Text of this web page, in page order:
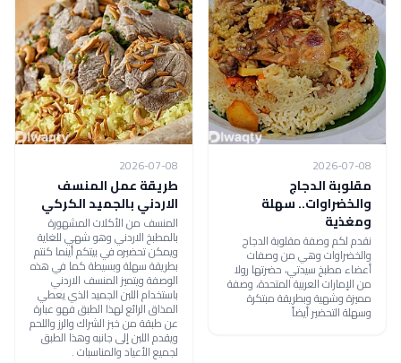
2026-07-08
مقلوبة الدجاج
والخضراوات.. سهلة
ومغذية
نقدم لكم وصفة مقلوبة الدجاج
والخضراوات وهي من وصفات
أعضاء مطبخ سيدتي، حضرتها رولا
من الإمارات العربية المتحدة، وصفة
مميزة وشهية وبطريقة مبتكرة
وسهلة التحضير أيضاً
2026-07-08
طريقة عمل المنسف
الاردني بالجميد الكركي
المنسف من الأكلات المشهورة
بالمطبخ الاردني وهو شهي للغاية
ويمكن تحضيره في بيتكم أينما كنتم
بطريقة سهلة وبسيطة كما في هذه
الوصفة ويتميز المنسف الاردني
باستخدام اللبن الجميد الذي يعطي
المذاق الرائع لهذا الطبق فهو عبارة
عن طبقة من خبز الشراك والرز واللحم
ويقدم اللبن إلى جانبه وهذا الطبق
لجميع الأعياد والمناسبات .